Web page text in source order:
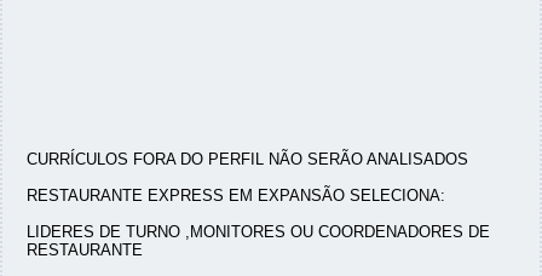
CURRÍCULOS FORA DO PERFIL NÃO SERÃO ANALISADOS
RESTAURANTE EXPRESS EM EXPANSÃO SELECIONA:
LIDERES DE TURNO ,MONITORES OU COORDENADORES DE
RESTAURANTE